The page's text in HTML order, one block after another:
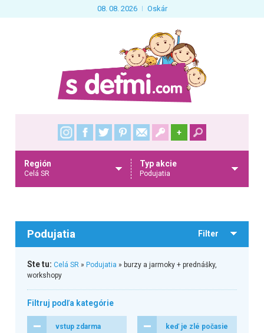
08. 08. 2026 Oskár
+
Región
Celá SR
Typ akcie
Podujatia
Podujatia Filter
Ste tu: Celá SR» Podujatia » burzy a jarmoky + prednášky,
workshopy
Filtruj podľa kategórie
vstup zdarma keď je zlé počasie